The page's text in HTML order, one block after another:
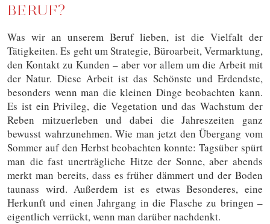
BERUF?
Was wir an unserem Beruf lieben, ist die Vielfalt der
Tätigkeiten. Es geht um Strategie, Büroarbeit, Vermarktung,
den Kontakt zu Kunden – aber vor allem um die Arbeit mit
der Natur. Diese Arbeit ist das Schönste und Erdendste,
besonders wenn man die kleinen Dinge beobachten kann.
Es ist ein Privileg, die Vegetation und das Wachstum der
Reben mitzuerleben und dabei die Jahreszeiten ganz
bewusst wahrzunehmen. Wie man jetzt den Übergang vom
Sommer auf den Herbst beobachten konnte: Tagsüber spürt
man die fast unerträgliche Hitze der Sonne, aber abends
merkt man bereits, dass es früher dämmert und der Boden
taunass wird. Außerdem ist es etwas Besonderes, eine
Herkunft und einen Jahrgang in die Flasche zu bringen –
eigentlich verrückt, wenn man darüber nachdenkt.